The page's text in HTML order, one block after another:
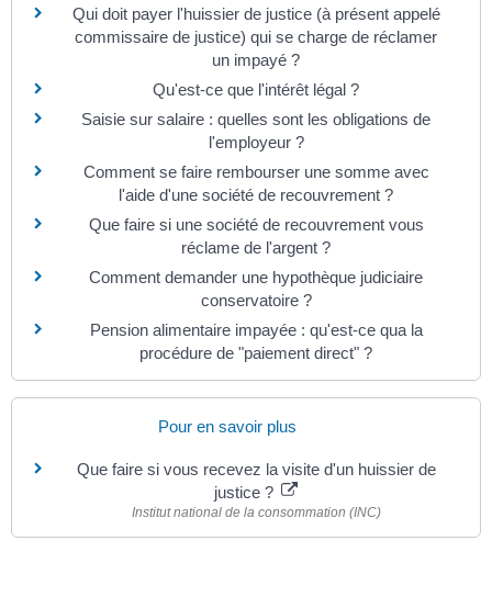
Qui doit payer l'huissier de justice (à présent appelé
commissaire de justice) qui se charge de réclamer
un impayé ?
Qu'est-ce que l'intérêt légal ?
Saisie sur salaire : quelles sont les obligations de
l'employeur ?
Comment se faire rembourser une somme avec
l'aide d'une société de recouvrement ?
Que faire si une société de recouvrement vous
réclame de l'argent ?
Comment demander une hypothèque judiciaire
conservatoire ?
Pension alimentaire impayée : qu'est-ce qua la
procédure de "paiement direct" ?
Pour en savoir plus
Que faire si vous recevez la visite d'un huissier de
justice ?
Institut national de la consommation (INC)